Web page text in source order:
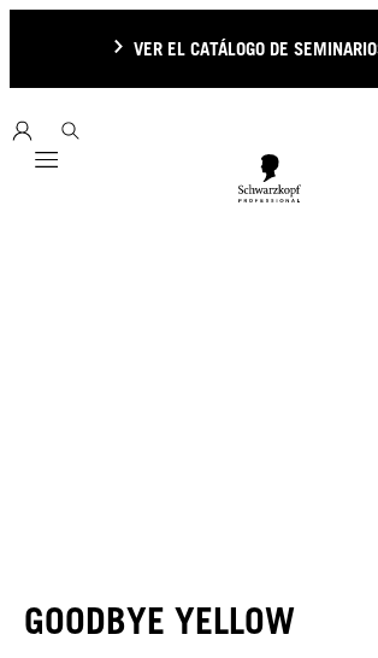
VER EL CATÁLOGO DE
Mobile navigation
GOODBYE YELLOW